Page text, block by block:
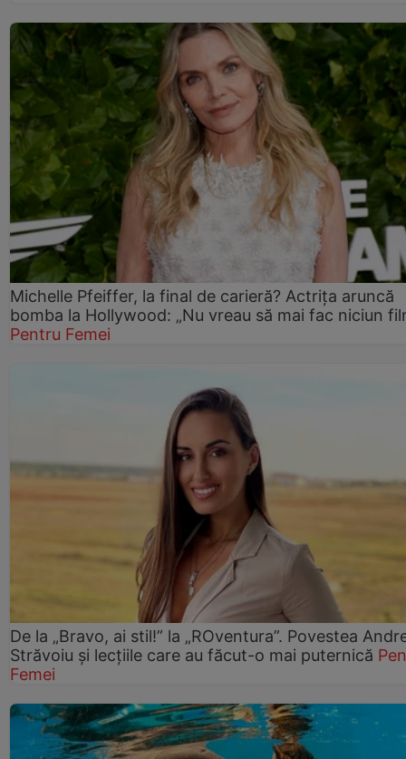
Michelle Pfeiffer, la final de carieră? Actrița aruncă
bomba la Hollywood: „Nu vreau să mai fac niciun
Pentru Femei
De la „Bravo, ai stil!” la „ROventura”. Povestea
Străvoiu și lecțiile care au făcut-o mai puternică
Femei